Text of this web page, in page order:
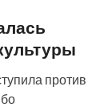
против